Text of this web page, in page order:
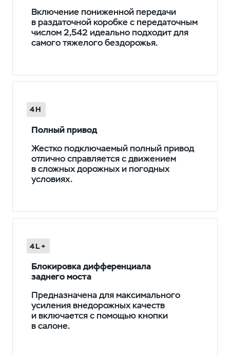
Включение пониженной передачи
в раздаточной коробке с передаточным
числом 2,542 идеально подходит для
самого тяжелого бездорожья.
Полный привод
Жестко подключаемый полный привод
отлично справляется с движением
в сложных дорожных и погодных
условиях.
4H
Блокировка дифференциала
заднего моста
Предназначена для максимального
усиления внедорожных качеств
и включается с помощью кнопки
в салоне.
4L+